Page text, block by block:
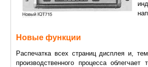
Новые функции
Распечатка всех страниц дисплея и,
производственного процесса